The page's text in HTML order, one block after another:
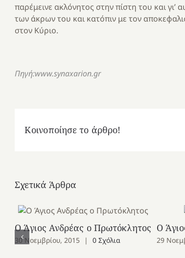
παρέμεινε ακλόνητος στην πίστη του και
των άκρων του και κατόπιν με τον
στον Κύριο.
Πηγή:www.synaxarion.gr
Κοινοποίησε το άρθρο!
Σχετικά Άρθρα
Ο Άγιος Ανδρέας ο Πρωτόκλητος
30 Νοεμβρίου, 2015 | 0 Σχόλια
Ο
29